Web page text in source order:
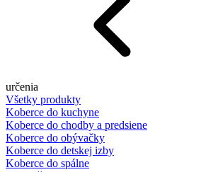
určenia
Všetky produkty
Koberce do kuchyne
Koberce do chodby a predsiene
Koberce do obývačky
Koberce do detskej izby
Koberce do spálne